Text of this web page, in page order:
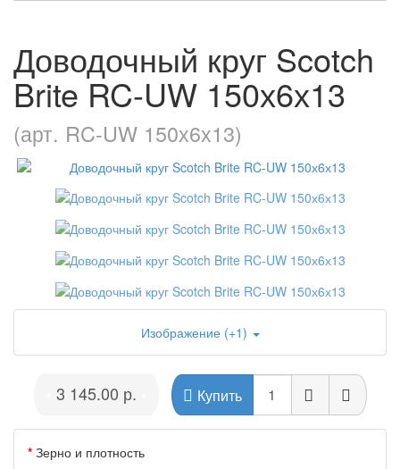
Доводочный круг Scotch
Brite RC-UW 150х6х13
(арт. RC-UW 150х6х13)
3 145.00 р. Купить
Изображение (+1)
Зерно и плотность